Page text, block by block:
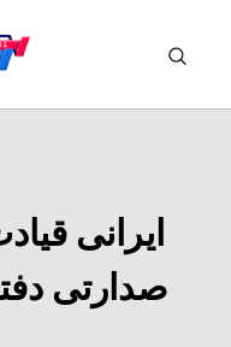
ایرانی
صدارتی